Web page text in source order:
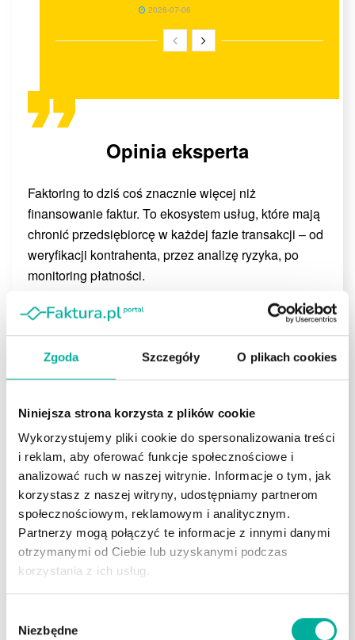
Zgoda Szczegóły O plikach cookies
Niniejsza strona korzysta z plików cookie
Wykorzystujemy pliki cookie do spersonalizowania treści
i reklam, aby oferować funkcje społecznościowe i
analizować ruch w naszej witrynie. Informacje o tym, jak
korzystasz z naszej witryny, udostępniamy partnerom
społecznościowym, reklamowym i analitycznym.
Partnerzy mogą połączyć te informacje z innymi danymi
otrzymanymi od Ciebie lub uzyskanymi podczas
korzystania z ich usług.
zgody
Niezbędne
2026-07-06
Opinia eksperta
Faktoring to dziś coś znacznie więcej niż
finansowanie faktur. To ekosystem usług, które mają
chronić przedsiębiorcę w każdej fazie transakcji – od
weryfikacji kontrahenta, przez analizę ryzyka, po
monitoring płatności.
Oferujemy narzędzia, które naprawdę działają.
Ale nie zadziałają same – klient musi z nich
skorzystać na czas.
bezpłatnej konsultacji: